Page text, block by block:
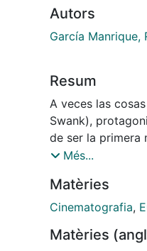
Autors
García Manrique,
Resum
A veces las
Swank),
de ser la primera
en el mundo del
quedó truncada
el título mundial
Més...
Matèries
Cinematografia,
Matèries